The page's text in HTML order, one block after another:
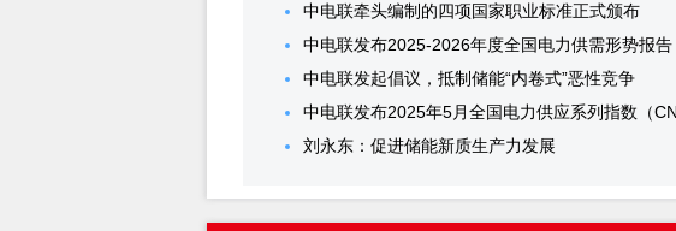
中电联牵头编制的四项国家职业标准正式颁布
中电联发布2025-2026年度全国电力供需形势报告
中电联发起倡议，抵制储能“内卷式”恶性竞争
中电联发布2025年5月全国电力供应系列指数（
刘永东：促进储能新质生产力发展